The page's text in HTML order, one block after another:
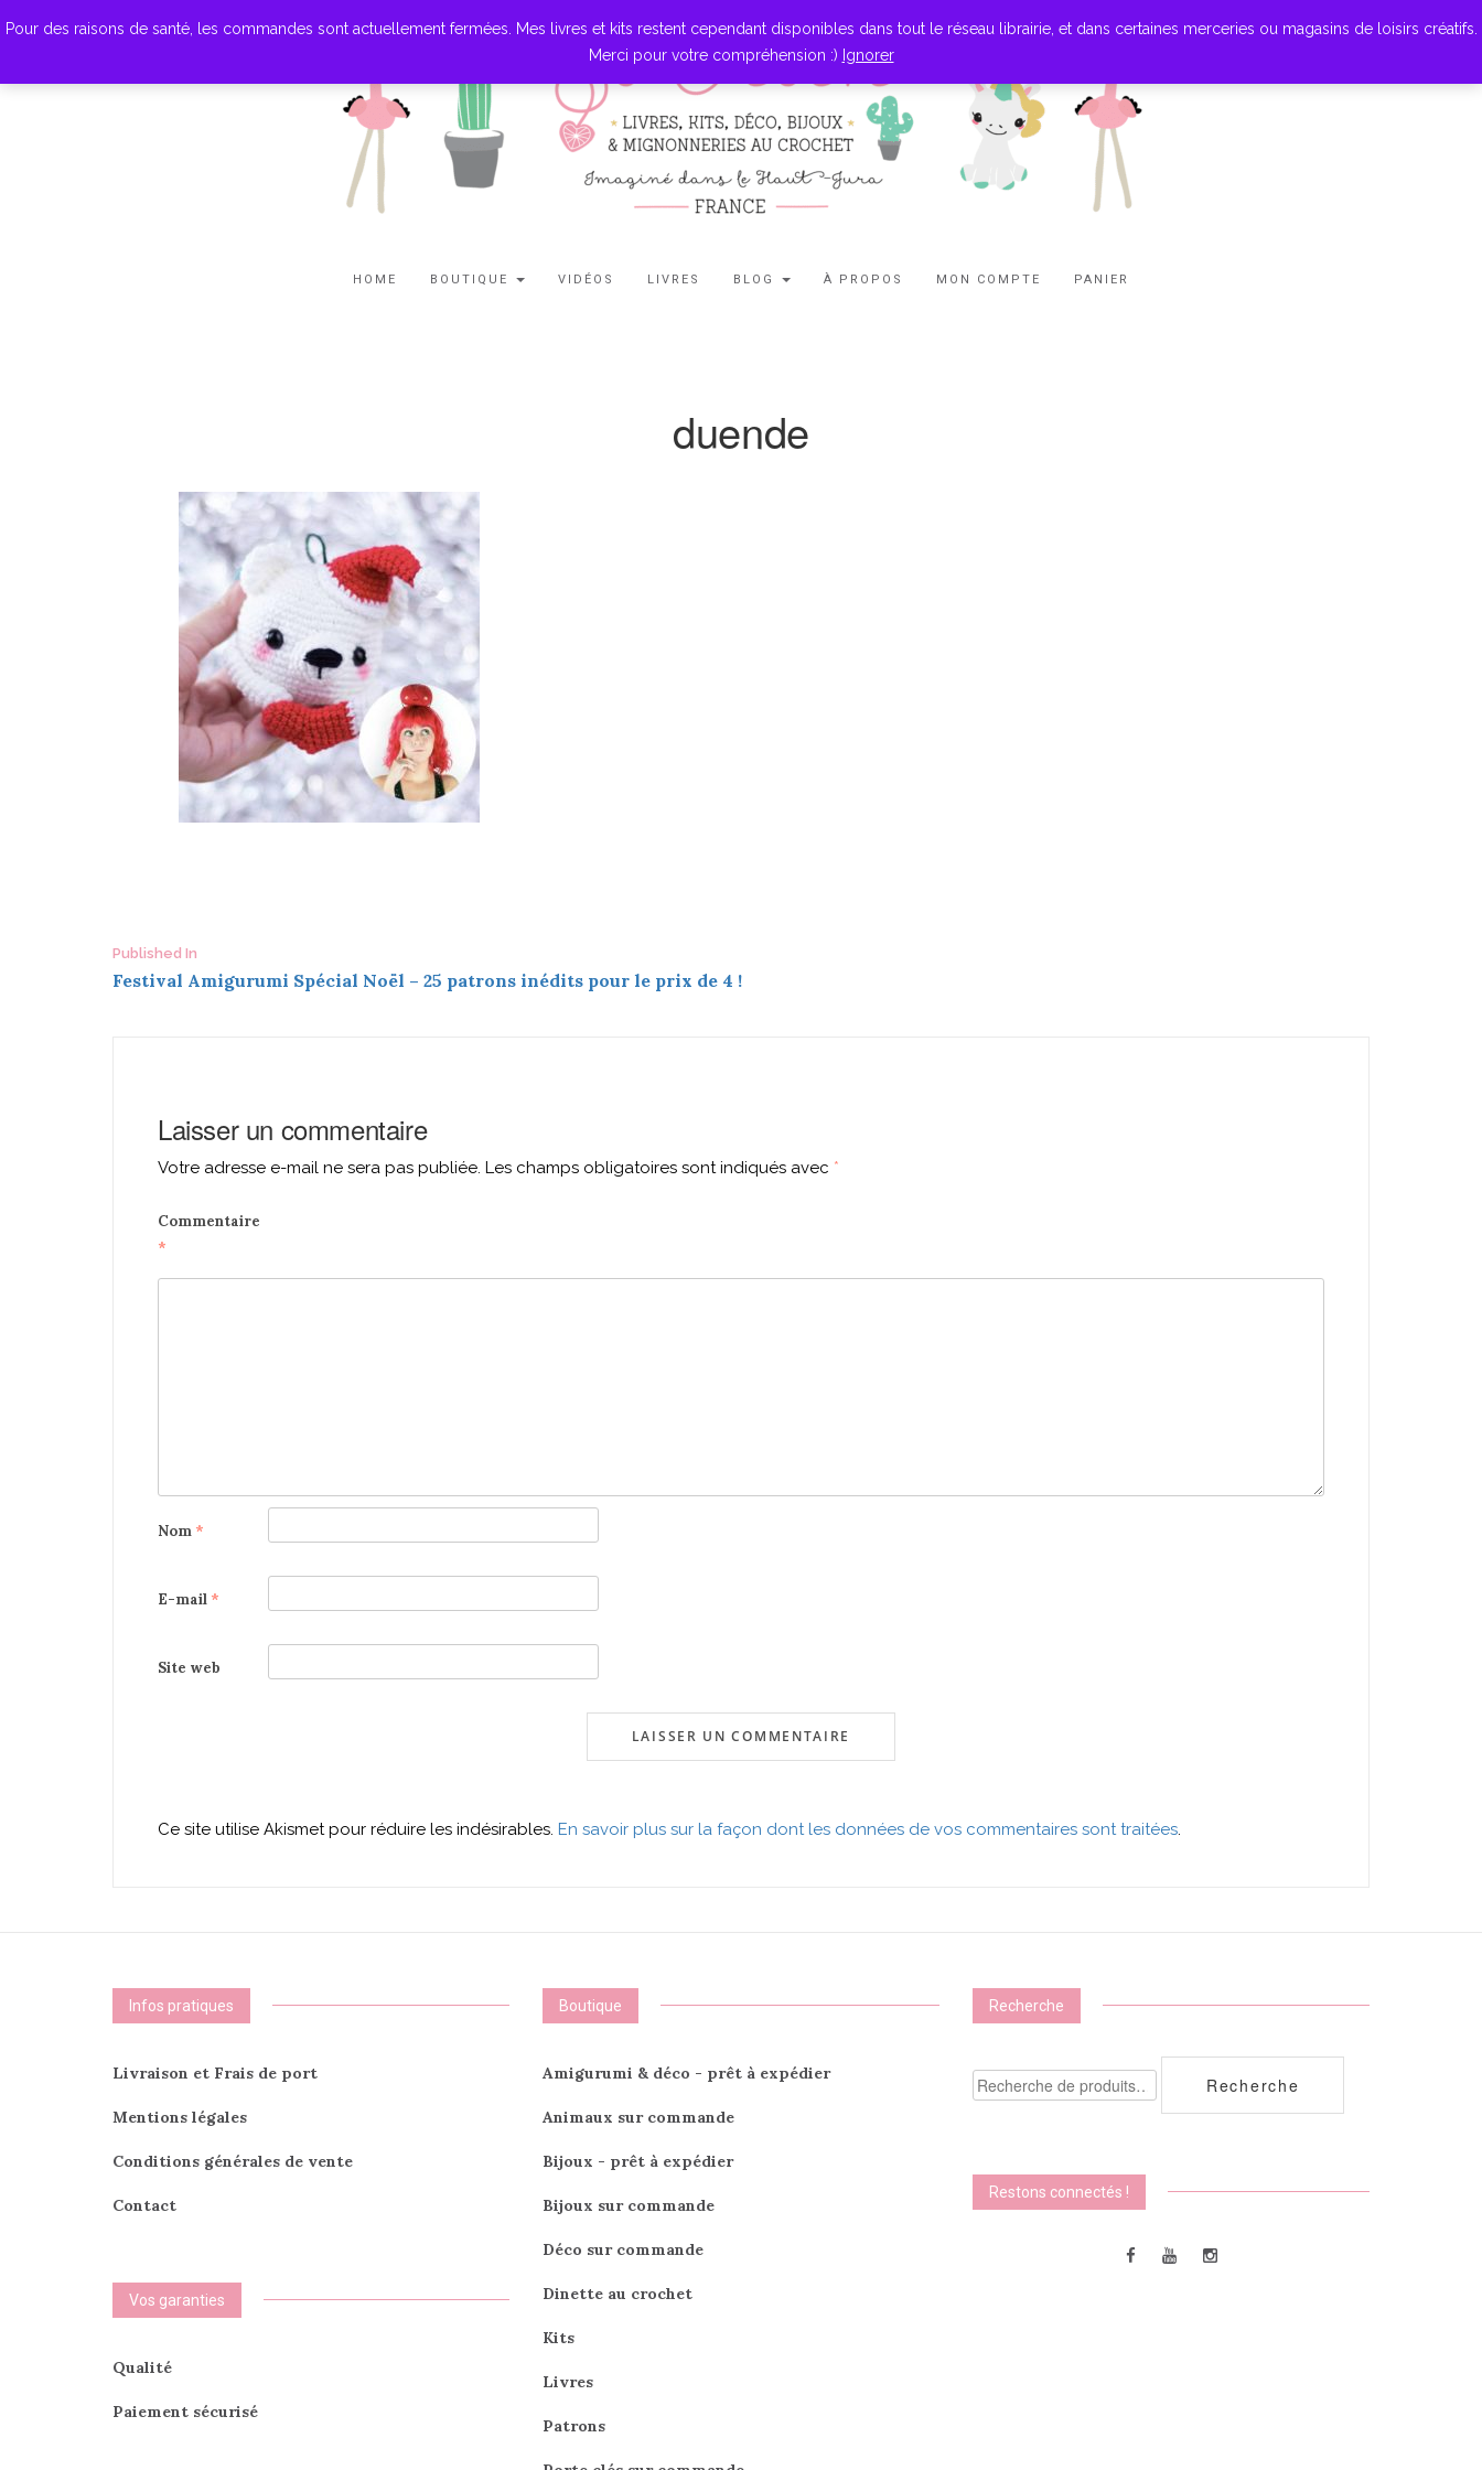
HOME BOUTIQUE VIDÉOS LIVRES BLOG À PROPOS MON COMPTE PANIER
duende
Post
navigation
Published In
Festival Amigurumi Spécial Noël – 25 patrons inédits pour le prix de 4 !
Laisser un commentaire
Votre adresse e-mail ne sera pas publiée. Les champs obligatoires sont indiqués avec *
Commentaire
*
Nom *
E-mail *
Site web
Ce site utilise Akismet pour réduire les indésirables. En savoir plus sur la façon dont les données de vos commentaires sont traitées.
Infos pratiques
Livraison et Frais de port
Mentions légales
Conditions générales de vente
Contact
Vos garanties
Qualité
Paiement sécurisé
Boutique
Amigurumi & déco - prêt à expédier
Animaux sur commande
Bijoux - prêt à expédier
Bijoux sur commande
Déco sur commande
Dinette au crochet
Kits
Livres
Patrons
Recherche
Recherche
pour :
Recherche
Restons connectés !
Pour des raisons de santé, les commandes sont actuellement fermées. Mes livres et kits restent cependant disponibles dans tout le réseau librairie, et dans certaines merceries ou magasins de loisirs créatifs.
Merci pour votre compréhension :) Ignorer